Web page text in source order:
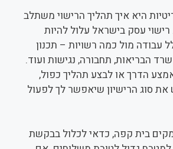
היא איך תהליך הרישוי משתלב
עסק בישראל עלול להיות
עבודה מול כמה רשויות – תכנון
הבריאות, תחבורה, נגישות ועוד.
הדרך או לבצע תהליך כפול,
סוג הרישיון שיאפשר לך לפעול
בית קפה, כדאי לכלול בבקשת